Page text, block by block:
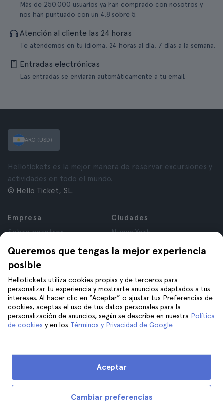
Más de 250.000 usuarios ya han comprado con nosotros y
nos han puntuado con un 4.8 sobre 5.
Atención al cliente las 24 horas
Te atendemos en tu idioma, 24 horas al día, 7 días a la semana.
Entradas electrónicas
Las entradas se enviarán automáticamente a tu email.
Queremos que tengas la mejor experiencia
posible
Hellotickets utiliza cookies propias y de terceros para
personalizar tu experiencia y mostrarte anuncios adaptados a tus
intereses. Al hacer clic en “Aceptar” o ajustar tus Preferencias de
cookies, aceptas el uso de tus datos personales para la
personalización de anuncios, según se describe en nuestra Política
de cookies y en los Términos y Privacidad de Google.
Cambiar preferencias
Aceptar
ARG (USD)
Hellotickets es la mejor manera de reservar excursiones y
actividades en todo el mundo.
© Hello Ticket, SL.
Empresa
Sobre nosotros
Afiliados
Opiniones
Privacidad
Términos y Condiciones
Aviso Legal
Cookies
Ciudades
Nueva York
París
Granada
Cracovia
Tenerife
Ayuda